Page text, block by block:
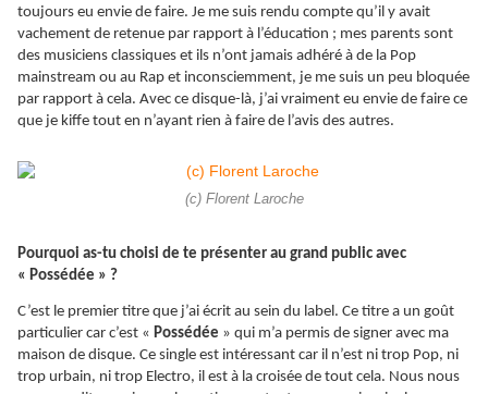
toujours eu envie de faire. Je me suis rendu compte qu’il y avait
vachement de retenue par rapport à l’éducation ; mes parents sont
des musiciens classiques et ils n’ont jamais adhéré à de la Pop
mainstream ou au Rap et inconsciemment, je me suis un peu bloquée
par rapport à cela. Avec ce disque-là, j’ai vraiment eu envie de faire ce
que je kiffe tout en n’ayant rien à faire de l’avis des autres.
(c) Florent Laroche
Pourquoi as-tu choisi de te présenter au grand public avec
« Possédée » ?
C’est le premier titre que j’ai écrit au sein du label. Ce titre a un goût
particulier car c’est « Possédée » qui m’a permis de signer avec ma
maison de disque. Ce single est intéressant car il n’est ni trop Pop, ni
trop urbain, ni trop Electro, il est à la croisée de tout cela. Nous nous